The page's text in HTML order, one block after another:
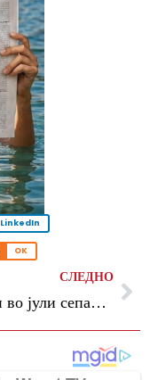
LinkedIn
OK
СЛЕДНО
Трамп во јули сепак пристигнува на самитот на НАТО